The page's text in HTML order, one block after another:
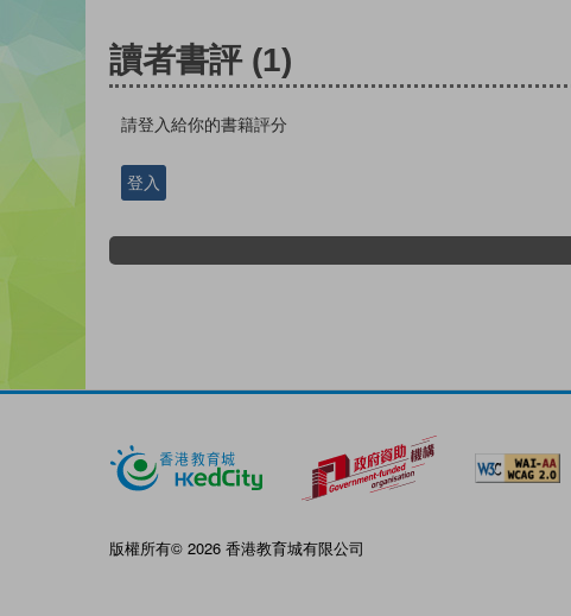
讀者書評 (1)
請登入給你的書籍評分
登入
版權所有© 2026 香港教育城有限公司